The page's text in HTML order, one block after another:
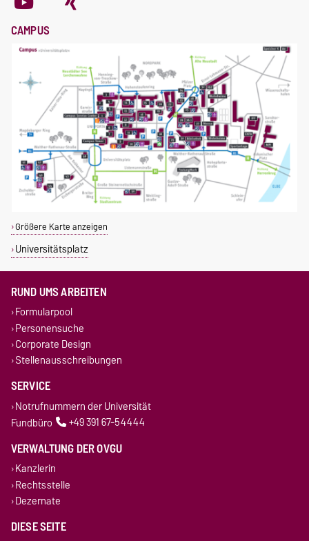
CAMPUS
Größere Karte anzeigen
Universitätsplatz
RUND UMS ARBEITEN
Formularpool
Personensuche
Corporate Design
Stellenausschreibungen
SERVICE
Notrufnummern der Universität
Fundbüro
+49 391 67-54444
VERWALTUNG DER OVGU
Kanzlerin
Rechtsstelle
Dezernate
DIESE SEITE